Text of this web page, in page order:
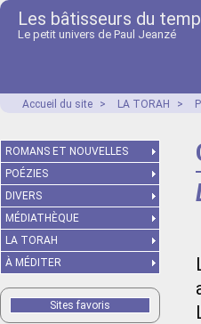
Les bâtisseurs du
Le petit univers de Paul Jeanzé
Accueil du site > LA TORAH >
ROMANS ET NOUVELLES
POÉZIES
DIVERS
MÉDIATHÈQUE
LA TORAH
À MÉDITER
Sites favoris